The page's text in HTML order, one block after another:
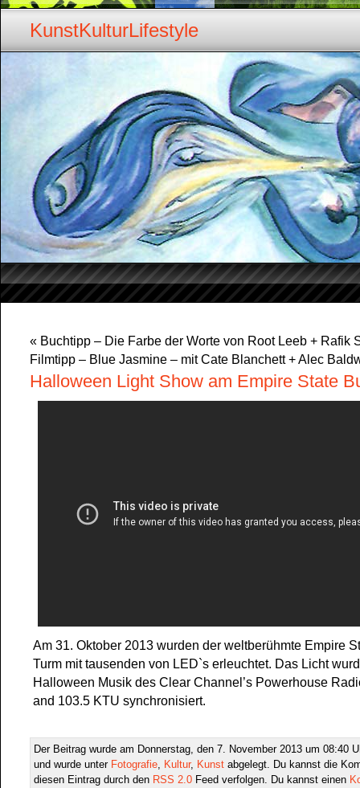
KunstKulturLifestyle
« Buchtipp – Die Farbe der Worte von Root Leeb + Rafik
Filmtipp – Blue Jasmine – mit Cate Blanchett + Alec
Halloween Light Show am Empire State
Am 31. Oktober 2013 wurden der weltberühmte Empire
Turm mit tausenden von LED`s erleuchtet. Das Licht
Halloween Musik des Clear Channel’s Powerhouse
and 103.5 KTU synchronisiert.
Der Beitrag wurde am Donnerstag, den 7. November 2013 um 08:40
und wurde unter Fotografie, Kultur, Kunst abgelegt. Du kannst die
diesen Eintrag durch den RSS 2.0 Feed verfolgen. Du kannst einen